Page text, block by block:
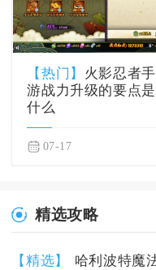
【热门】 火影忍者手
游战力升级的要点是
什么
07-17
精选攻略
【精选】